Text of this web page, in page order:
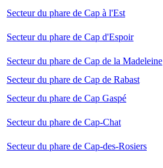
Secteur du phare de Cap à l'Est
Secteur du phare de Cap d'Espoir
Secteur du phare de Cap de la Madeleine
Secteur du phare de Cap de Rabast
Secteur du phare de Cap Gaspé
Secteur du phare de Cap-Chat
Secteur du phare de Cap-des-Rosiers